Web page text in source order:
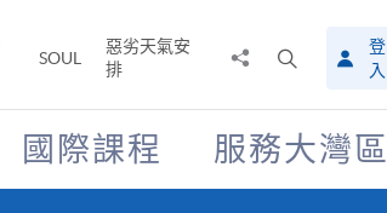
SOUL
惡劣天氣安
排
搜
尋
介
面
登
入
國際課程 服務大灣區